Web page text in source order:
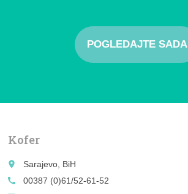
POGLEDAJTE SADA
Kofer
place
Sarajevo, BiH
call
00387 (0)61/52-61-52